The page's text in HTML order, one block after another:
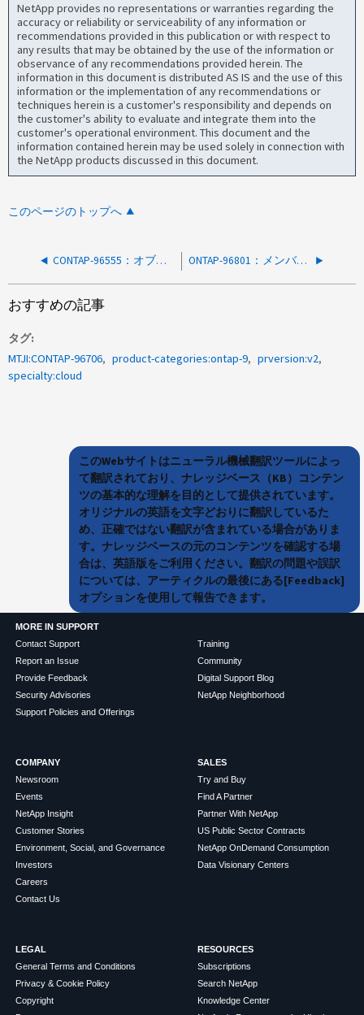
NetApp provides no representations or warranties regarding the
accuracy or reliability or serviceability of any information or
recommendations provided in this publication or with respect to
any results that may be obtained by the use of the information or
observance of any recommendations provided herein. The
information in this document is distributed AS IS and the use of this
information or the implementation of any recommendations or
techniques herein is a customer's responsibility and depends on
the customer's ability to evaluate and integrate them into the
customer's operational environment. This document and the
information contained herein may be used solely in connection with
the NetApp products discussed in this document.
このページのトップへ
CONTAP-96555：オブジェクトkerberos_ifconfig_bynameの適用に失敗しました ONTAP-96801：メンバーポートの到達可能性がないifgrpがデグレード状態になる
おすすめの記事
タグ
MTJI:CONTAP-96706
product-categories:ontap-9
prversion:v2
specialty:cloud
このWebサイトはニューラル機械翻訳ツールによっ
て翻訳されており、ナレッジベース（KB）コンテン
ツの基本的な理解を目的として提供されています。
オリジナルの英語を文字どおりに翻訳しているた
め、正確ではない翻訳が含まれている場合がありま
す。ナレッジベースの元のコンテンツを確認する場
合は、英語版をご利用ください。翻訳の問題や誤訳
については、アーティクルの最後にある[Feedback]
オプションを使用して報告できます。
MORE IN SUPPORT
Contact Support
Report an Issue
Provide Feedback
Security Advisories
Support Policies and Offerings
Training
Community
Digital Support Blog
NetApp Neighborhood
COMPANY
Newsroom
Events
NetApp Insight
Customer Stories
Environment, Social, and Governance
Investors
Careers
Contact Us
SALES
Try and Buy
Find A Partner
Partner With NetApp
US Public Sector Contracts
NetApp OnDemand Consumption
Data Visionary Centers
LEGAL
General Terms and Conditions
Privacy & Cookie Policy
Copyright
RESOURCES
Subscriptions
Search NetApp
Knowledge Center